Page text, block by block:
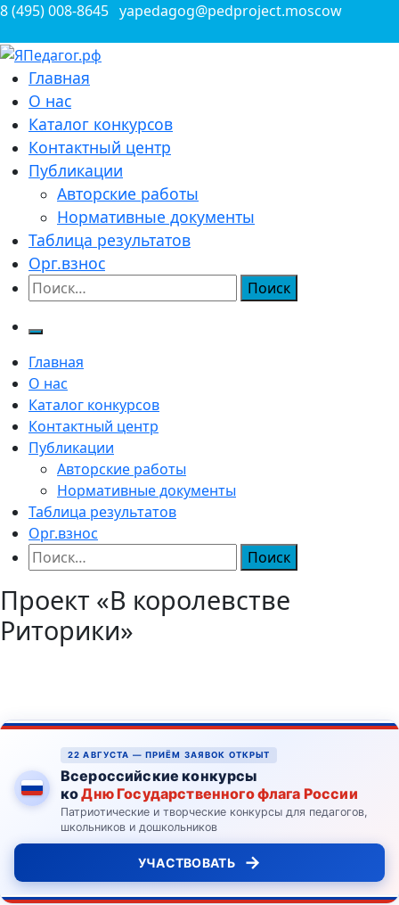
Перейти
содержимому
8 (495) 008-8645 yapedagog@pedproject.moscow
ЯПедагог.рф
Всероссийские конкурсы для педагогов
Главная
О нас
Каталог конкурсов
Контактный центр
Публикации
Авторские работы
Нормативные документы
Таблица результатов
Орг.взнос
Найти:
Главная
О нас
Каталог конкурсов
Контактный центр
Публикации
Авторские работы
Нормативные документы
Таблица результатов
Орг.взнос
Найти:
Проект «В королевстве
Риторики»
22 АВГУСТА — ПРИЁМ ЗАЯВОК ОТКРЫТ
Всероссийские конкурсы
коДню Государственного флага России
Патриотические и творческие конкурсы для педагогов,
школьников и дошкольников
УЧАСТВОВАТЬ →